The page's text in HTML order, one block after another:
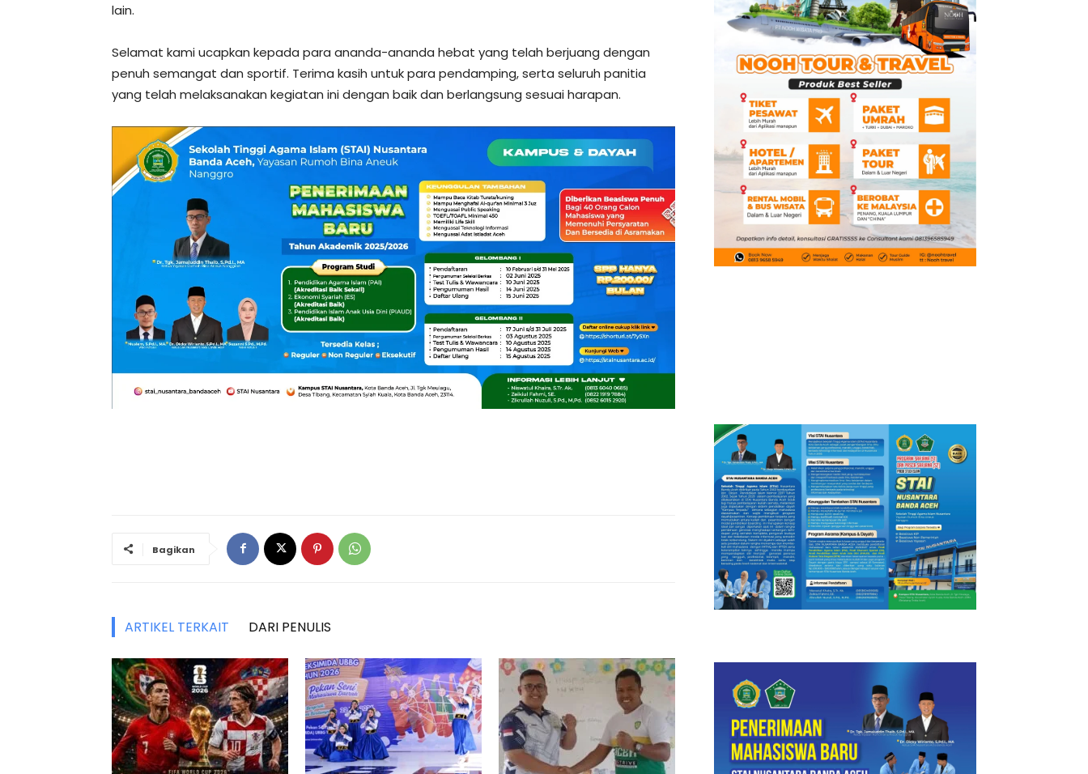
lain.
Selamat kami ucapkan kepada para ananda-ananda hebat yang telah berjuang dengan
penuh semangat dan sportif. Terima kasih untuk para pendamping, serta seluruh panitia
yang telah melaksanakan kegiatan ini dengan baik dan berlangsung sesuai harapan.
Bagikan
ARTIKEL TERKAIT DARI PENULIS